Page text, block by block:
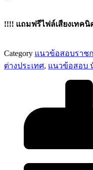
ปฏิบัติ
การ
ต่าง
!!!! แถมฟรีไฟล์เสียงเทค
Category แนวข้อสอบราช
ต่างประเทศ, แนวข้อสอบ